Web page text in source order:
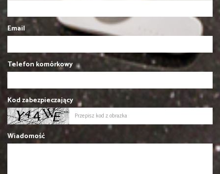
Email
Telefon komórkowy
Kod zabezpieczający
Wiadomość